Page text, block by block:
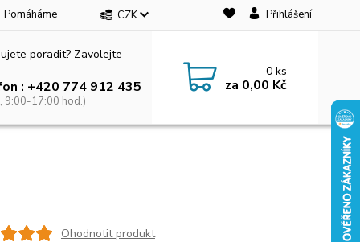
Pomáháme CZK Přihlášení
poradit? Zavolejte
: +420 774 912 435
9:00-17:00 hod.)
0ks
za 0,00 Kč
Ohodnotit produkt